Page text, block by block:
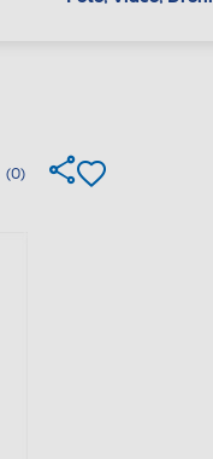
(0)